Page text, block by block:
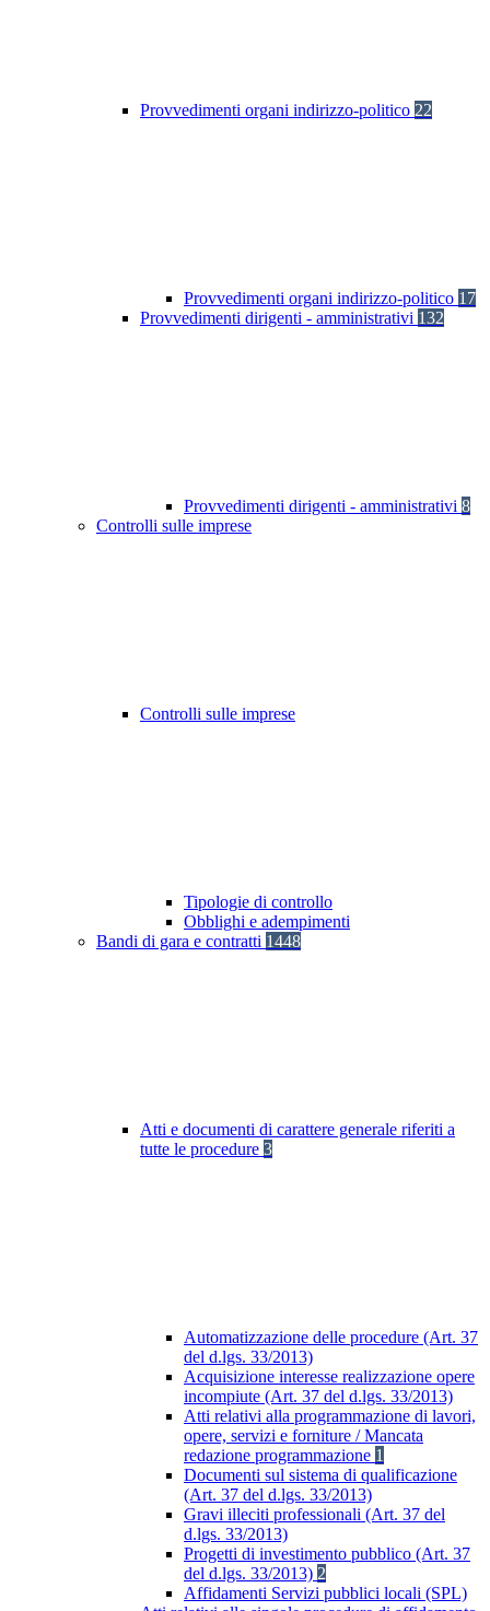
Provvedimenti organi indirizzo-politico 22
Provvedimenti organi indirizzo-politico 17
Provvedimenti dirigenti - amministrativi 132
Provvedimenti dirigenti - amministrativi 8
Controlli sulle imprese
Controlli sulle imprese
Tipologie di controllo
Obblighi e adempimenti
Bandi di gara e contratti 1448
Atti e documenti di carattere generale riferiti a
tutte le procedure 3
Automatizzazione delle procedure (Art. 37
del d.lgs. 33/2013)
Acquisizione interesse realizzazione opere
incompiute (Art. 37 del d.lgs. 33/2013)
Atti relativi alla programmazione di lavori,
opere, servizi e forniture / Mancata
redazione programmazione 1
Documenti sul sistema di qualificazione
(Art. 37 del d.lgs. 33/2013)
Gravi illeciti professionali (Art. 37 del
d.lgs. 33/2013)
Progetti di investimento pubblico (Art. 37
del d.lgs. 33/2013) 2
Affidamenti Servizi pubblici locali (SPL)